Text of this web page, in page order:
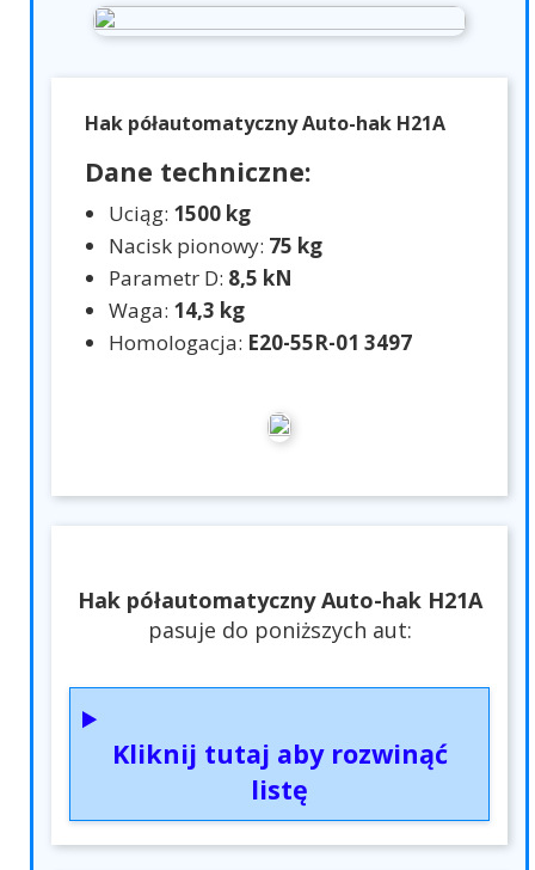
Hak półautomatyczny Auto-hak H21A
Dane techniczne:
Uciąg: 1500 kg
Nacisk pionowy: 75 kg
Parametr D: 8,5 kN
Waga: 14,3 kg
Homologacja: E20-55R-01 3497
Hak półautomatyczny Auto-hak H21A
pasuje do poniższych aut:
Kliknij tutaj aby rozwinąć
listę